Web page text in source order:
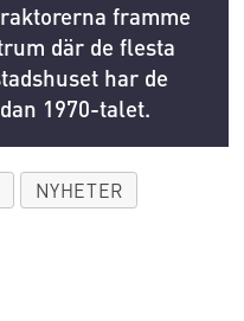
framme
där de flesta
har de
1970-talet.
NYHETER